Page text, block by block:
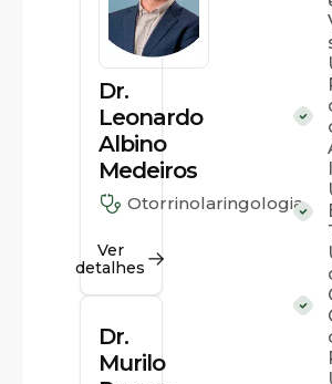
Dr.
Leonardo
Albino
Medeiros
Otorrinolaringologia
Ver
detalhes
Dr.
Murilo